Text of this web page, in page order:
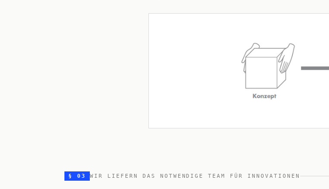
§ 03 WIR LIEFERN DAS NOTWENDIGE TEAM FÜR INNOVATIONEN